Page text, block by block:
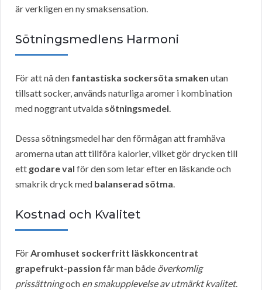
är verkligen en ny smaksensation.
Sötningsmedlens Harmoni
För att nå den fantastiska sockersöta smaken utan
tillsatt socker, används naturliga aromer i kombination
med noggrant utvalda sötningsmedel.
Dessa sötningsmedel har den förmågan att framhäva
aromerna utan att tillföra kalorier, vilket gör drycken till
ett godare val för den som letar efter en läskande och
smakrik dryck med balanserad sötma.
Kostnad och Kvalitet
FörAromhuset sockerfritt läskkoncentrat
grapefrukt-passion får man både överkomlig
prissättningoch en smakupplevelse av utmärkt kvalitet.